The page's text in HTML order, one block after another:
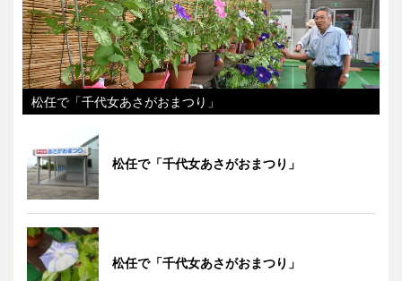
松任で「千代女あさがおまつり」
松任で「千代女あさがおまつり」
松任で「千代女あさがおまつり」